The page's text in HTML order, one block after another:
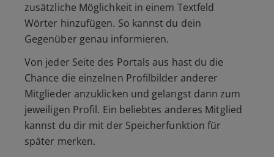
zusätzliche Möglichkeit in einem Textfeld
Wörter hinzufügen. So kannst du dein
Gegenüber genau informieren.
Von jeder Seite des Portals aus hast du die
Chance die einzelnen Profilbilder anderer
Mitglieder anzuklicken und gelangst dann zum
jeweiligen Profil. Ein beliebtes anderes Mitglied
kannst du dir mit der Speicherfunktion für
später merken.